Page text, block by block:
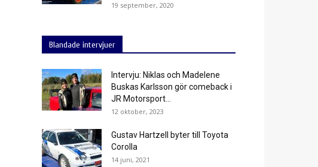
19 september, 2020
Blandade intervjuer
Intervju: Niklas och Madelene
Buskas Karlsson gör comeback i
JR Motorsport...
12 oktober, 2023
Gustav Hartzell byter till Toyota
Corolla
14 juni, 2021